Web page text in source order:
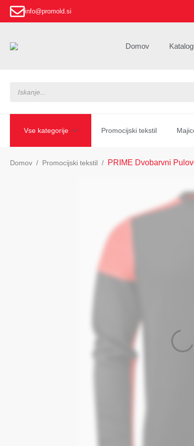
info@promold.si
Domov
search
Vse kategorije Promocijski tekstil
Domov Promocijski tekstil PRIME Dvobarvni